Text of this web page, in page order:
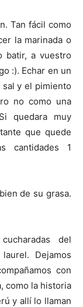
Tan fácil como
la marinada o
batir, a vuestro
:). Echar en un
y el pimiento
no como una
quedara muy
que quede
cantidades 1
de su grasa.
del
Dejamos
con
como la historia
y allí lo llaman